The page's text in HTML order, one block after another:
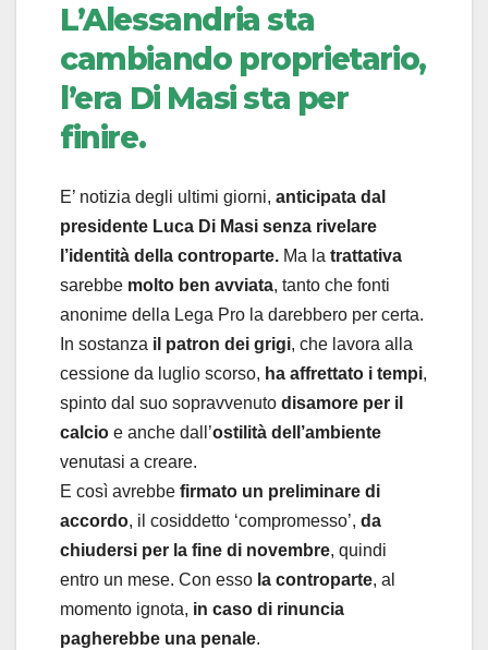
L’Alessandria sta
cambiando proprietario,
l’era Di Masi sta per
finire.
E’ notizia degli ultimi giorni, anticipata dal
presidente Luca Di Masi senza rivelare
l’identità della controparte. Ma la trattativa
sarebbe molto ben avviata, tanto che fonti
anonime della Lega Pro la darebbero per certa.
In sostanza il patron dei grigi, che lavora alla
cessione da luglio scorso, ha affrettato i tempi,
spinto dal suo sopravvenuto disamore per il
calcio e anche dall’ostilità dell’ambiente
venutasi a creare.
E così avrebbe firmato un preliminare di
accordo, il cosiddetto ‘compromesso’, da
chiudersi per la fine di novembre, quindi
entro un mese. Con esso la controparte, al
momento ignota, in caso di rinuncia
pagherebbe una penale.